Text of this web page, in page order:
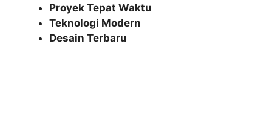
Proyek Tepat Waktu
Teknologi Modern
Desain Terbaru